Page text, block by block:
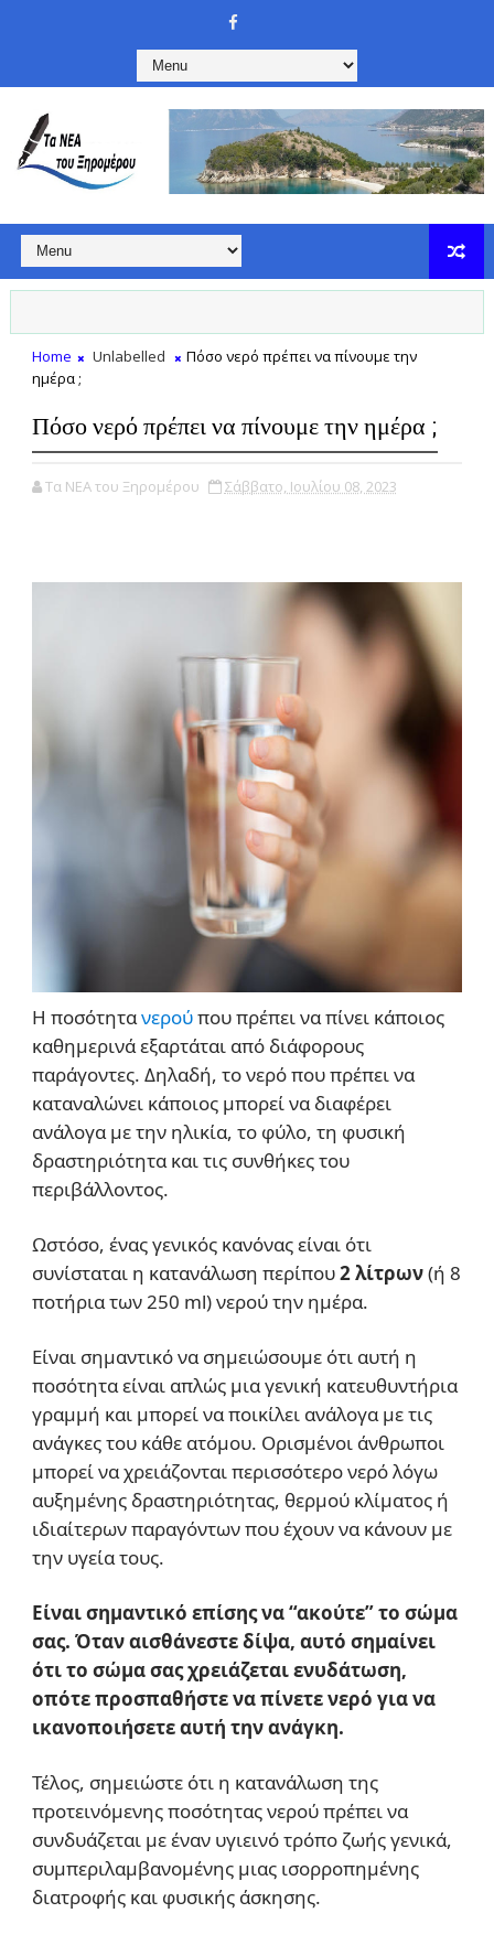
Home Unlabelled
Πόσο νερό πρέπει να πίνουμε την
ημέρα ;
Πόσο νερό πρέπει να πίνουμε την ημέρα ;
Τα ΝΕΑ του Ξηρομέρου Σάββατο, Ιουλίου 08, 2023
Η ποσότητανερούπου πρέπει να πίνει κάποιος
καθημερινά εξαρτάται από διάφορους
παράγοντες. Δηλαδή, το νερό που πρέπει να
καταναλώνει κάποιος μπορεί να διαφέρει
ανάλογα με την ηλικία, το φύλο, τη φυσική
δραστηριότητα και τις συνθήκες του
περιβάλλοντος.
Ωστόσο, ένας γενικός κανόνας είναι ότι
συνίσταται η κατανάλωση περίπου2 λίτρων(ή 8
ποτήρια των 250 ml) νερού την ημέρα.
Είναι σημαντικό να σημειώσουμε ότι αυτή η
ποσότητα είναι απλώς μια γενική κατευθυντήρια
γραμμή και μπορεί να ποικίλει ανάλογα με τις
ανάγκες του κάθε ατόμου. Ορισμένοι άνθρωποι
μπορεί να χρειάζονται περισσότερο νερό λόγω
αυξημένης δραστηριότητας, θερμού κλίματος ή
ιδιαίτερων παραγόντων που έχουν να κάνουν με
την υγεία τους.
Είναι σημαντικό επίσης να “ακούτε” το σώμα
σας. Όταν αισθάνεστε δίψα, αυτό σημαίνει
ότι το σώμα σας χρειάζεται ενυδάτωση,
οπότε προσπαθήστε να πίνετε νερό για να
ικανοποιήσετε αυτή την ανάγκη.
Τέλος, σημειώστε ότι η κατανάλωση της
προτεινόμενης ποσότητας νερού πρέπει να
συνδυάζεται με έναν υγιεινό τρόπο ζωής γενικά,
συμπεριλαμβανομένης μιας ισορροπημένης
διατροφής και φυσικής άσκησης.